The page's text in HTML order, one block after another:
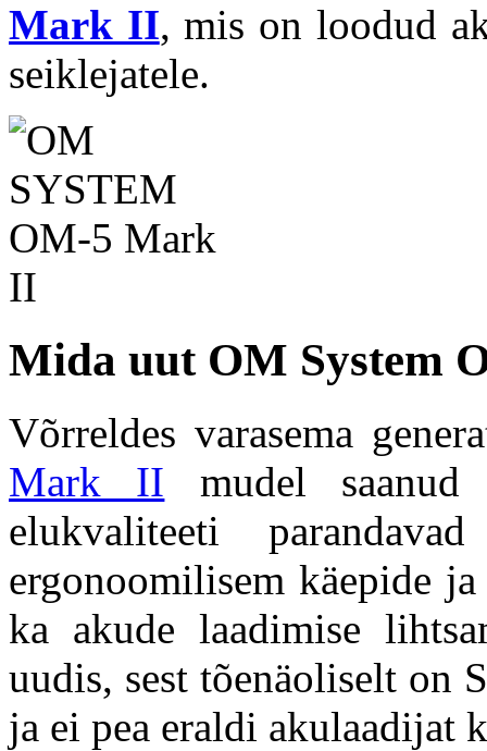
Mark II, mis on loodud
seiklejatele.
Mida uut OM System
Võrreldes varasema
Mark II mudel
elukvaliteeti
ergonoomilisem käepide
ka akude laadimise
uudis, sest tõenäoliselt on
ja ei pea eraldi akulaadijat